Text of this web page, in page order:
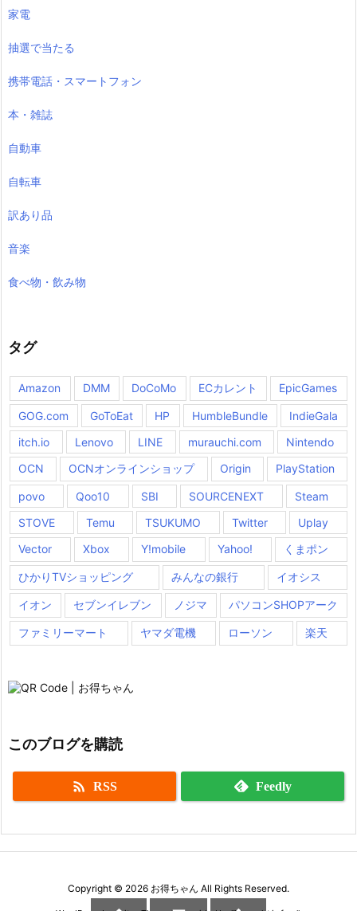
家電
抽選で当たる
携帯電話・スマートフォン
本・雑誌
自動車
自転車
訳あり品
音楽
食べ物・飲み物
タグ
Amazon DMM DoCoMo ECカレント EpicGames
GOG.com GoToEat HP HumbleBundle
IndieGala
itch.io
Lenovo LINE murauchi.com
Nintendo
OCN
OCNオンラインショップ Origin PlayStation
povo Qoo10 SBI SOURCENEXT
Steam
STOVE
Temu TSUKUMO Twitter
Uplay
Vector
Xbox Y!mobile Yahoo! くまポン
ひかりTVショッピング みんなの銀行 イオシス
イオン セブンイレブン ノジマ パソコンSHOPアーク
ファミリーマート ヤマダ電機 ローソン 楽天
このブログを購読
 RSS Feedly
Copyright © 2026 お得ちゃん All Rights Reserved.